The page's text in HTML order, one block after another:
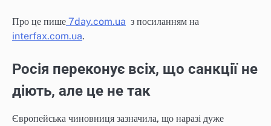
Про це пише 7day.com.ua з посиланням на
interfax.com.ua.
Росія переконує всіх, що санкції не
діють, але це не так
Європейська чиновниця зазначила, що наразі дуже